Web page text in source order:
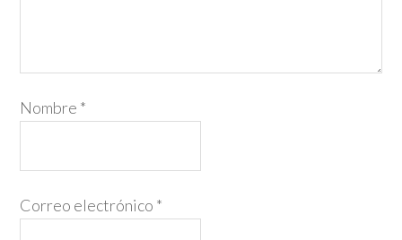
Nombre *
Correo electrónico *